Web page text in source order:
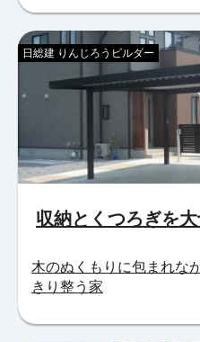
収納とくつろぎを
日総建 りんじろうビルダー
木のぬくもりに包まれな
きり整う家